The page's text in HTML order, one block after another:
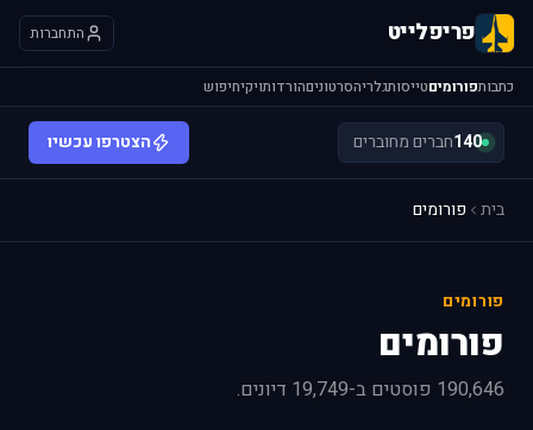
פריפלייט התחברות
כתבותפורומיםטייסותגלריהסרטוניםהורדותויקיחיפוש
140חברים מחוברים הצטרפו עכשיו
בית פורומים
פורומים
פורומים
190,646 פוסטים ב-19,749 דיונים.